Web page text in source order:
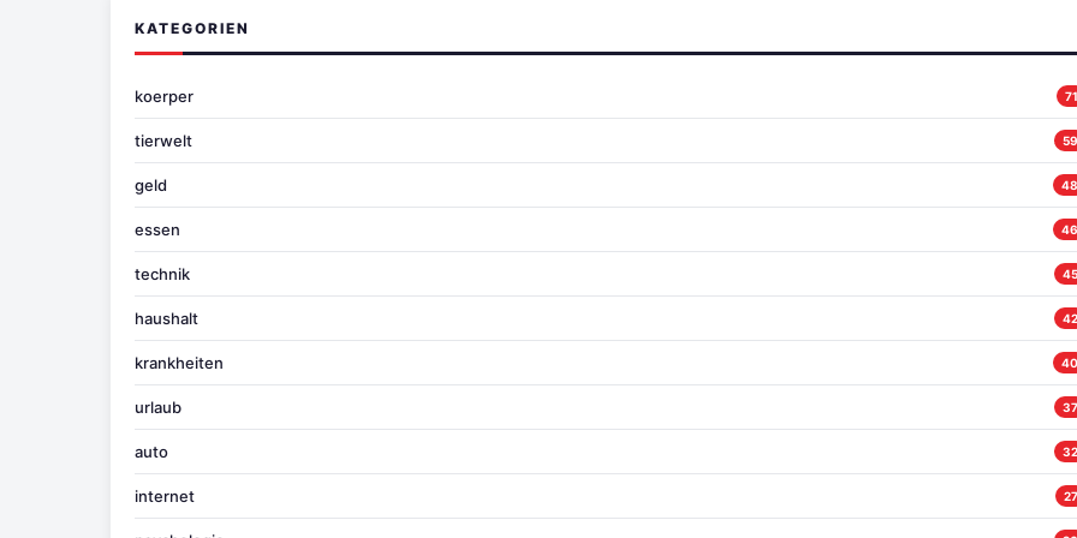
KATEGORIEN
koerper 71
tierwelt 59
geld 48
essen 46
technik 45
haushalt 42
krankheiten 40
urlaub 37
auto 32
internet 27